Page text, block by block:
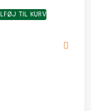
TIL KURV